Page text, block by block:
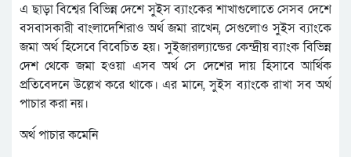
এ ছাড়া বিশ্বের বিভিন্ন দেশে সুইস ব্যাংকের শাখাগুলোতে সেসব দেশে
বসবাসকারী বাংলাদেশিরাও অর্থ জমা রাখেন, সেগুলোও সুইস ব্যাংকে
জমা অর্থ হিসেবে বিবেচিত হয়। সুইজারল্যান্ডের কেন্দ্রীয় ব্যাংক বিভিন্ন
দেশ থেকে জমা হওয়া এসব অর্থ সে দেশের দায় হিসাবে আর্থিক
প্রতিবেদনে উল্লেখ করে থাকে। এর মানে, সুইস ব্যাংকে রাখা সব অর্থ
পাচার করা নয়।
অর্থ পাচার কমেনি